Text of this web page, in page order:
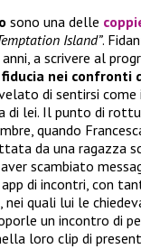
sono una delle
Island”.
a scrivere al
nei confronti
di sentirsi come
di lei. Il punto di
quando
da una ragazza
scambiato
di incontri, con
quali lui le
un incontro di
loro clip di